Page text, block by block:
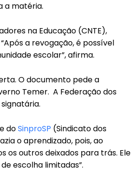
a matéria.
na Educação (CNTE),
a revogação, é possível
escolar”, afirma.
O documento pede a
Temer. A Federação dos
doSinproSP (Sindicato dos
o aprendizado, pois, ao
os outros deixados para trás. Ele
escolha limitadas”.